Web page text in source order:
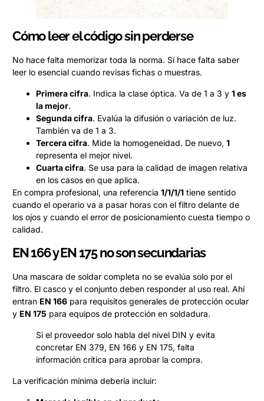
Cómo leer el código sin perderse
No hace falta memorizar toda la norma. Sí hace falta saber
leer lo esencial cuando revisas fichas o muestras.
Primera cifra. Indica la clase óptica. Va de 1 a 3 y 1 es
la mejor.
Segunda cifra. Evalúa la difusión o variación de luz.
También va de 1 a 3.
Tercera cifra. Mide la homogeneidad. De nuevo, 1
representa el mejor nivel.
Cuarta cifra. Se usa para la calidad de imagen relativa
en los casos en que aplica.
En compra profesional, una referencia 1/1/1/1 tiene sentido
cuando el operario va a pasar horas con el filtro delante de
los ojos y cuando el error de posicionamiento cuesta tiempo o
calidad.
EN 166 y EN 175 no son secundarias
Una mascara de soldar completa no se evalúa solo por el
filtro. El casco y el conjunto deben responder al uso real. Ahí
entran EN 166 para requisitos generales de protección ocular
y EN 175 para equipos de protección en soldadura.
Si el proveedor solo habla del nivel DIN y evita
concretar EN 379, EN 166 y EN 175, falta
información crítica para aprobar la compra.
La verificación mínima debería incluir: